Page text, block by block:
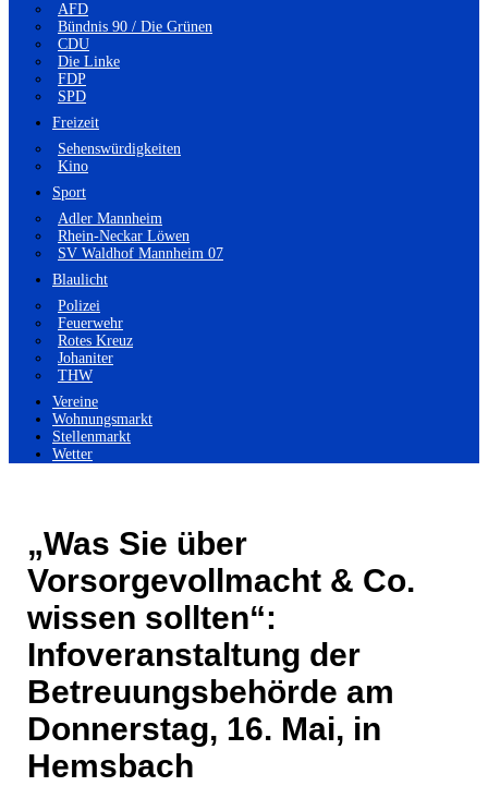
AFD
Bündnis 90 / Die Grünen
CDU
Die Linke
FDP
SPD
Freizeit
Sehenswürdigkeiten
Kino
Sport
Adler Mannheim
Rhein-Neckar Löwen
SV Waldhof Mannheim 07
Blaulicht
Polizei
Feuerwehr
Rotes Kreuz
Johaniter
THW
Vereine
Wohnungsmarkt
Stellenmarkt
Wetter
„Was Sie über
Vorsorgevollmacht & Co.
wissen sollten“:
Infoveranstaltung der
Betreuungsbehörde am
Donnerstag, 16. Mai, in
Hemsbach